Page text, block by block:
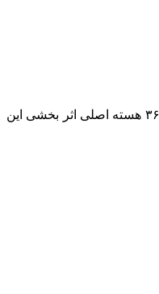
۳۶۱ تبلیغات را بر پایه تاثیر بخشی در فروش و توسعه کسب و کار بنا نهاده است. اصلی ترین هویت ما تخصص بکارگیری ابزار تبلیغات در جهت اهداف تجاری است.تیم مشاوران ۳۶۱ هسته اصلی اثر بخشی این